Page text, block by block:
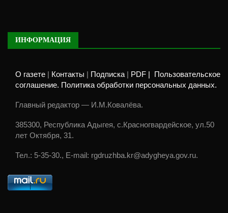
ИНФОРМАЦИЯ
О газете Контакты Подписка| PDF |
Пользовательское
соглашение. Политика обработки персональных данных.
Главный редактор — И.М.Ковалёва.
385300, Республика Адыгея, с.Красногвардейское, ул.50
лет Октября, 31.
Тел.: 5-35-30., E-mail: rgdruzhba.kr@adygheya.gov.ru.